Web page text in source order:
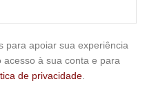
para apoiar sua experiência
à sua conta e para
de privacidade